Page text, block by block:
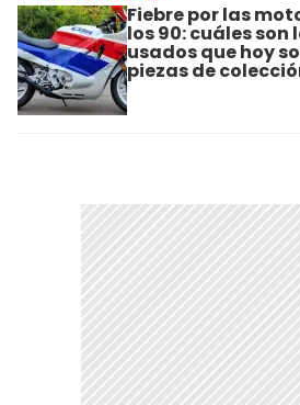
Fiebre por las
los 90: cuáles son
usados que hoy
piezas de